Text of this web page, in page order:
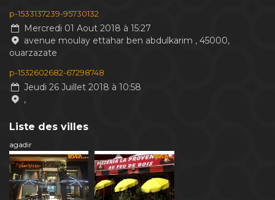
p-1533137239-95730132
Mercredi 01 Aout 2018 à 15:27
avenue moulay ettahar ben abdulkarim , 45000,
ouarzazate
p-1532602682-67298748
Jeudi 26 Juillet 2018 à 10:58
,
Liste des villes
agadir